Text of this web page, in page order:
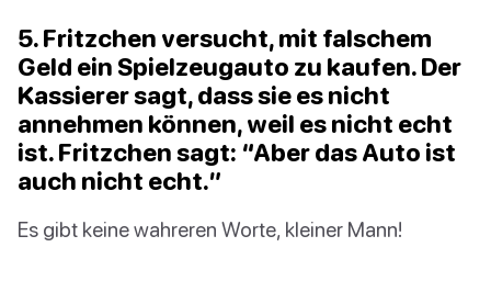
5. Fritzchen versucht, mit falschem
Geld ein Spielzeugauto zu kaufen. Der
Kassierer sagt, dass sie es nicht
annehmen können, weil es nicht echt
ist. Fritzchen sagt: “Aber das Auto ist
auch nicht echt.”
Es gibt keine wahreren Worte, kleiner Mann!